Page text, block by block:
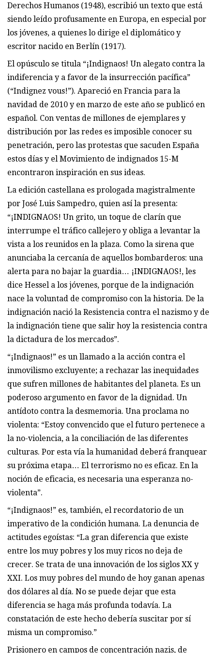
Derechos Humanos (1948), escribió un texto que está
siendo leído profusamente en Europa, en especial por
los jóvenes, a quienes lo dirige el diplomático y
escritor nacido en Berlín (1917).
El opúsculo se titula “¡Indignaos! Un alegato contra la
indiferencia y a favor de la insurrección pacífica”
(“Indignez vous!”). Apareció en Francia para la
navidad de 2010 y en marzo de este año se publicó en
español. Con ventas de millones de ejemplares y
distribución por las redes es imposible conocer su
penetración, pero las protestas que sacuden España
estos días y el Movimiento de indignados 15-M
encontraron inspiración en sus ideas.
La edición castellana es prologada magistralmente
por José Luis Sampedro, quien así la presenta:
“¡INDIGNAOS! Un grito, un toque de clarín que
interrumpe el tráfico callejero y obliga a levantar la
vista a los reunidos en la plaza. Como la sirena que
anunciaba la cercanía de aquellos bombarderos: una
alerta para no bajar la guardia… ¡INDIGNAOS!, les
dice Hessel a los jóvenes, porque de la indignación
nace la voluntad de compromiso con la historia. De la
indignación nació la Resistencia contra el nazismo y de
la indignación tiene que salir hoy la resistencia contra
la dictadura de los mercados”.
“¡Indignaos!” es un llamado a la acción contra el
inmovilismo excluyente; a rechazar las inequidades
que sufren millones de habitantes del planeta. Es un
poderoso argumento en favor de la dignidad. Un
antídoto contra la desmemoria. Una proclama no
violenta: “Estoy convencido que el futuro pertenece a
la no-violencia, a la conciliación de las diferentes
culturas. Por esta vía la humanidad deberá franquear
su próxima etapa… El terrorismo no es eficaz. En la
noción de eficacia, es necesaria una esperanza no-
violenta”.
“¡Indignaos!” es, también, el recordatorio de un
imperativo de la condición humana. La denuncia de
actitudes egoístas: “La gran diferencia que existe
entre los muy pobres y los muy ricos no deja de
crecer. Se trata de una innovación de los siglos XX y
XXI. Los muy pobres del mundo de hoy ganan apenas
dos dólares al día. No se puede dejar que esta
diferencia se haga más profunda todavía. La
constatación de este hecho debería suscitar por sí
misma un compromiso.”
Prisionero en campos de concentración nazis, de